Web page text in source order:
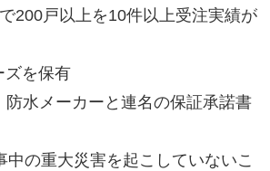
200戸以上を10件以上受注実績が
を保有
水メーカーと連名の保証承諾書
の重大災害を起こしていないこ